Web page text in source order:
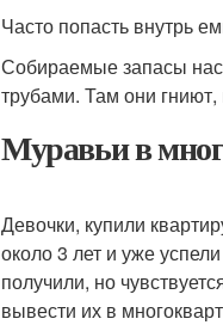
Часто попасть внутрь
Собираемые запасы
трубами. Там они гниют,
Муравьи в
Девочки, купили
около 3 лет и уже
получили, но
вывести их в